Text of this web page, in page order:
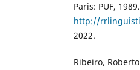
Paris: PUF,
http://
2022.
Ribeiro,